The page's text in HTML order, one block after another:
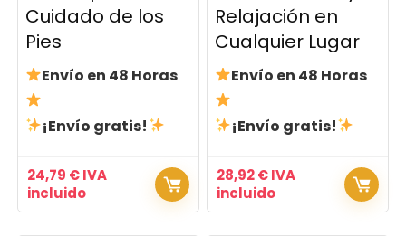
Cuidado de los
Pies
Envío en 48 Horas
¡Envío gratis!
24,79 €IVA
incluido
Relajación en
Cualquier Lugar
Envío en 48 Horas
¡Envío gratis!
28,92€IVA
incluido